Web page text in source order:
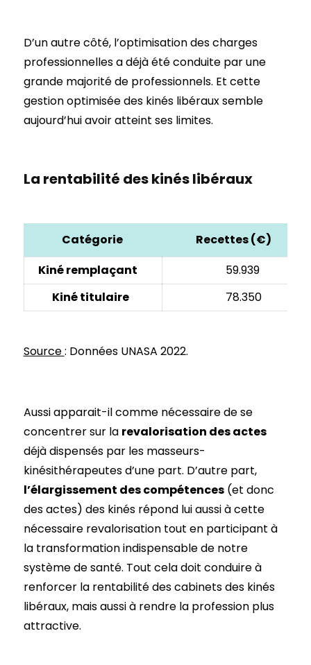
D’un autre côté, l’optimisation des charges
professionnelles a déjà été conduite par une
grande majorité de professionnels. Et cette
gestion optimisée des kinés libéraux semble
aujourd’hui avoir atteint ses limites.
La rentabilité des kinés libéraux
Catégorie
Recettes (€)
Kiné remplaçant
59.939
Kiné titulaire
78.350
Source: Données UNASA 2022.
Aussi apparait-il comme nécessaire de se
concentrer sur la revalorisation des actes
déjà dispensés par les masseurs-
kinésithérapeutes d’une part. D’autre part,
l’élargissement des compétences(et donc
des actes) des kinés répond lui aussi à cette
nécessaire revalorisation tout en participant à
la transformation indispensable de notre
système de santé. Tout cela doit conduire à
renforcer la rentabilité des cabinets des kinés
libéraux, mais aussi à rendre la profession plus
attractive.